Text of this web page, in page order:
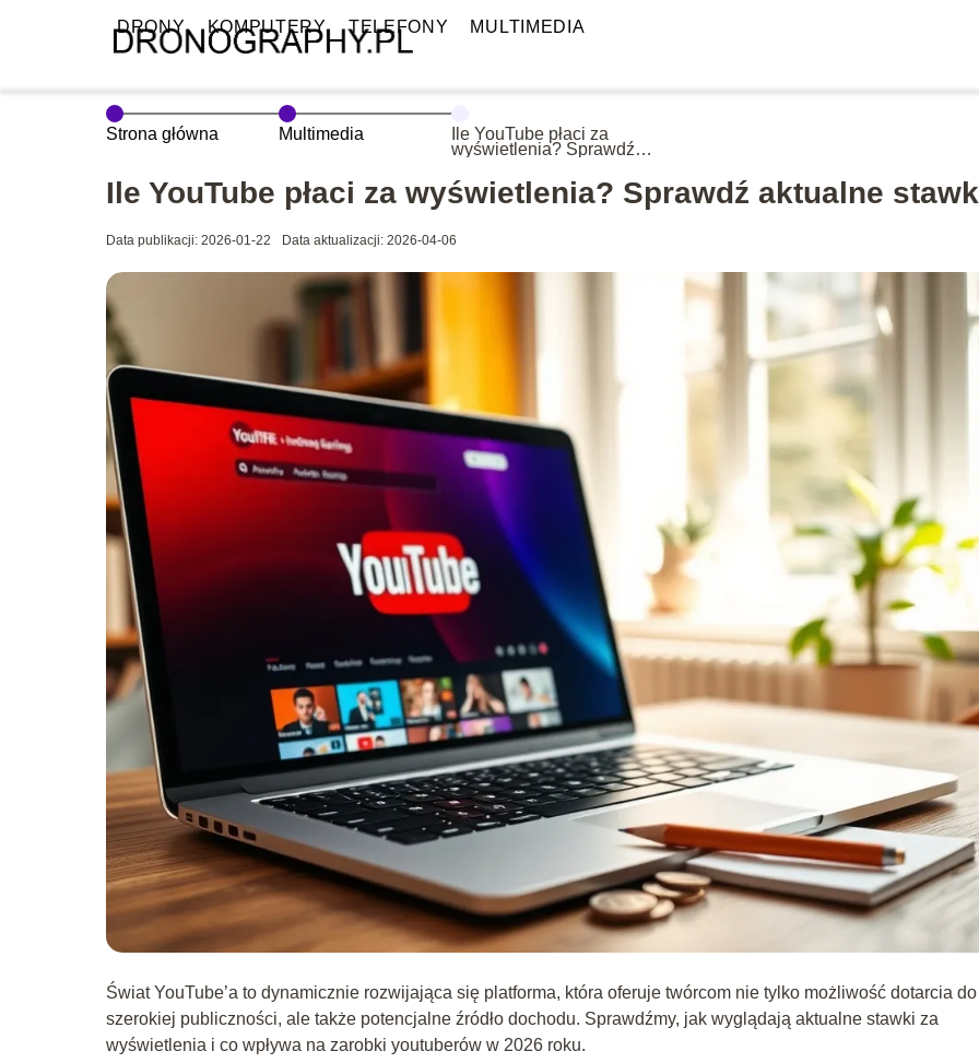
DRONY KOMPUTERY TELEFONY MULTIMEDIA
Strona główna Multimedia
Ile YouTube płaci za
wyświetlenia? Sprawdź
Ile YouTube płaci za wyświetlenia? Sprawdź aktualne
Data publikacji: 2026-01-22 Data aktualizacji: 2026-04-06
Świat YouTube’a to dynamicznie rozwijająca się platforma, która oferuje twórcom nie tylko możliwość dotarcia do
szerokiej publiczności, ale także potencjalne źródło dochodu. Sprawdźmy, jak wyglądają aktualne stawki za
wyświetlenia i co wpływa na zarobki youtuberów w 2026 roku.